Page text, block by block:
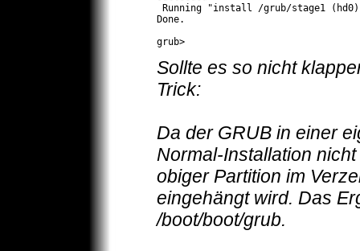
Running "install /grub/stage1
Done.
grub>
Sollte es so nicht
Trick:
Da der GRUB in einer
Normal-Installation
obiger Partition im
eingehängt wird. Das
/boot/boot/grub.